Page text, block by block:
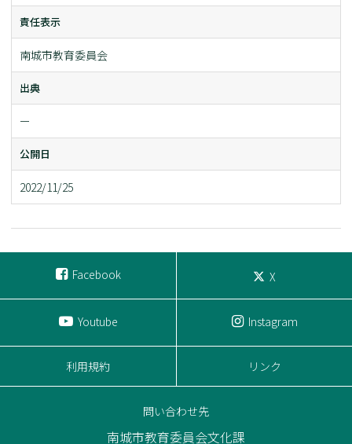
責任表示
南城市教育委員会
出典
ー
公開日
2022/11/25
Facebook X
Youtube Instagram
利用規約 リンク
問い合わせ先
南城市教育委員会文化課